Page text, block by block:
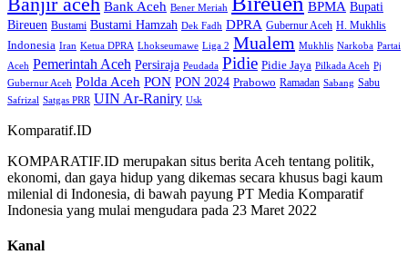
Bank Aceh Bener Meriah BPMA Bupati
Bireuen Bustami Bustami Hamzah Dek Fadh DPRA Gubernur Aceh H. Mukhlis
Indonesia Iran Ketua DPRA Lhokseumawe Liga 2 Mualem Mukhlis Narkoba Partai
Aceh Pemerintah Aceh Persiraja Peudada Pidie Pidie Jaya Pilkada Aceh Pj
Gubernur Aceh Polda Aceh PON PON 2024 Prabowo Ramadan Sabang Sabu
Safrizal Satgas PRR UIN Ar-Raniry Usk
Komparatif.ID
KOMPARATIF.ID merupakan situs berita Aceh tentang politik,
ekonomi, dan gaya hidup yang dikemas secara khusus bagi kaum
milenial di Indonesia, di bawah payung PT Media Komparatif
Indonesia yang mulai mengudara pada 23 Maret 2022
Kanal